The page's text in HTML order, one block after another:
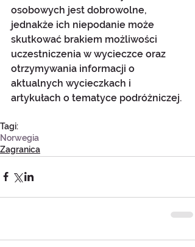
osobowych jest dobrowolne,
jednakże ich niepodanie może
skutkować brakiem możliwości
uczestniczenia w wycieczce oraz
otrzymywania informacji o
aktualnych wycieczkach i
artykułach o tematyce podróżniczej.
Tagi:
Norwegia
Zagranica